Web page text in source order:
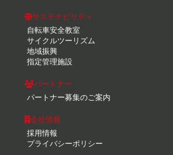
サステナビリティ
自転車安全教室
サイクルツーリズム
地域振興
指定管理施設
パートナー
パートナー募集のご案内
会社情報
採用情報
プライバシーポリシー